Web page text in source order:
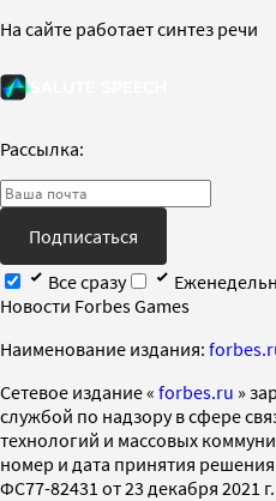
На сайте работает синтез речи
Рассылка:
Подписаться
Все сразу
Новости Forbes Games
Наименование издания:
Cетевое издание « forbes.ru »
службой по надзору в сфере
технологий и массовых
номер и дата принятия
ФС77-82431 от 23 декабря 2021 г.